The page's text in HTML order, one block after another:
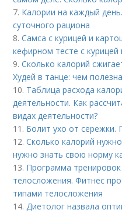
7. Калории на каждый
суточного рациона
8.Самса с курицей и
кефирном тесте с курицей
9.Сколько калорий
Худей в танце: чем
10. Таблица расхода
деятельности. Как
видах деятельности?
11. Болит ухо от
12.Сколько калорий
нужно знать свою норму
13. Программа
телосложения. Фитнес
типами телосложения
14.Диетолог назвала